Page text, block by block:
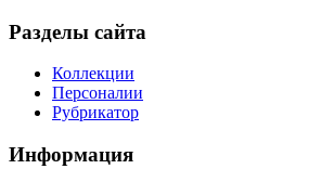
Разделы сайта
Коллекции
Персоналии
Рубрикатор
Информация